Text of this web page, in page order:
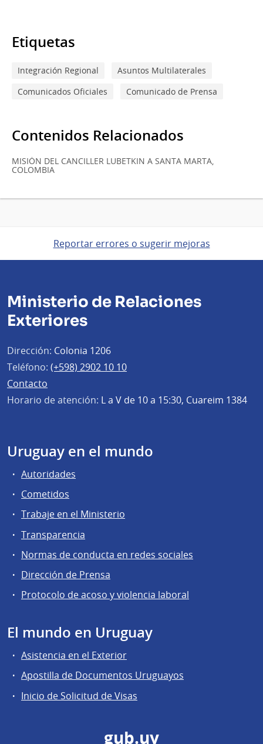
Etiquetas
Integración Regional
Asuntos Multilaterales
Comunicados Oficiales
Comunicado de Prensa
Contenidos Relacionados
MISIÓN DEL CANCILLER LUBETKIN A SANTA MARTA,
COLOMBIA
Reportar errores o sugerir mejoras
Ministerio de Relaciones
Exteriores
Dirección: Colonia 1206
Teléfono: (+598) 2902 10 10
Contacto
Horario de atención: L a V de 10 a 15:30, Cuareim 1384
Uruguay en el mundo
Autoridades
Cometidos
Trabaje en el Ministerio
Transparencia
Normas de conducta en redes sociales
Dirección de Prensa
Protocolo de acoso y violencia laboral
El mundo en Uruguay
Asistencia en el Exterior
Apostilla de Documentos Uruguayos
Inicio de Solicitud de Visas
gub.uy